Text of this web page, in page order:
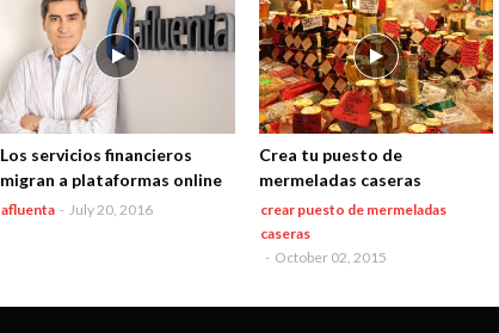
Los servicios financieros
migran a plataformas online
afluenta - July 20, 2016
Crea tu puesto de
mermeladas caseras
crear puesto de mermeladas
caseras
- October 02, 2015